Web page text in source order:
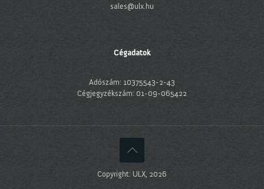
sales@ulx.hu
Cégadatok
Adószám: 10375543-2-43
Cégjegyzékszám: 01-09-065422
Copyright: ULX, 2026